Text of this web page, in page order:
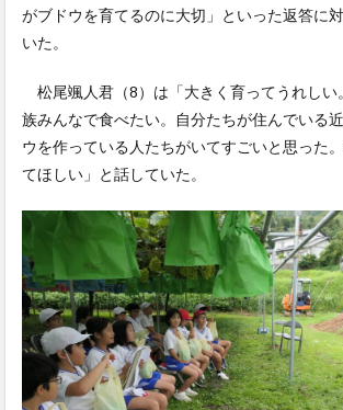
がブドウを育てるのに大切」といった返答に
いた。
松尾颯人君（8）は「大きく育ってうれしい
族みんなで食べたい。自分たちが住んでいる
ウを作っている人たちがいてすごいと思った
てほしい」と話していた。